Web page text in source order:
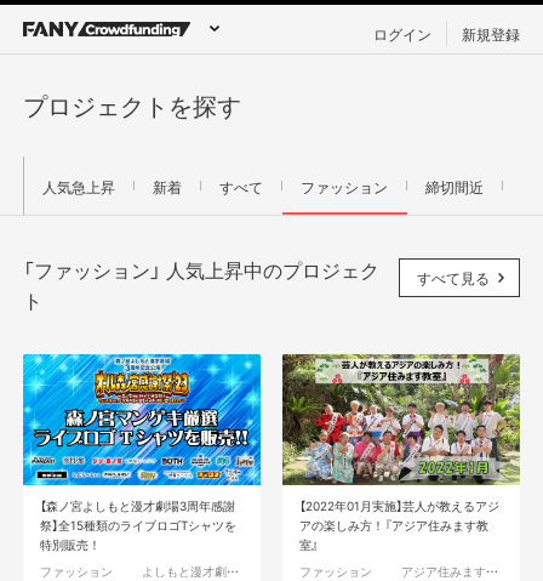
ログイン 新規登録
プロジェクトを探す
人気急上昇 新着 すべて ファッション 締切間近
「ファッション」 人気上昇中のプロジェク
ト
すべて見る
【森ノ宮よしもと漫才劇場3周年感謝
祭】全15種類のライブロゴTシャツを
特別販売！
ファッション
よしもと漫才劇場／森ノ宮よしもと漫才劇場
【2022年01月実施】芸人が教えるアジ
アの楽しみ方！『アジア住みます教
室』
ファッション
アジア住みます芸人